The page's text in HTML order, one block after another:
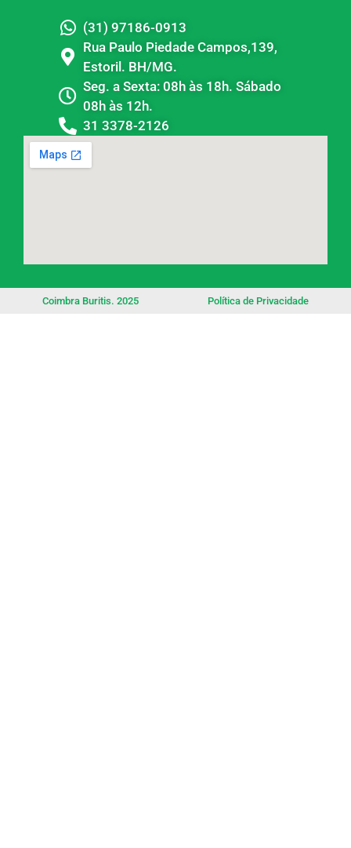
(31) 97186-0913
Rua Paulo Piedade Campos,139,
Estoril. BH/MG.
Seg. a Sexta: 08h às 18h. Sábado
08h às 12h.
31 3378-2126
Coimbra Buritis. 2025 Política de Privacidade